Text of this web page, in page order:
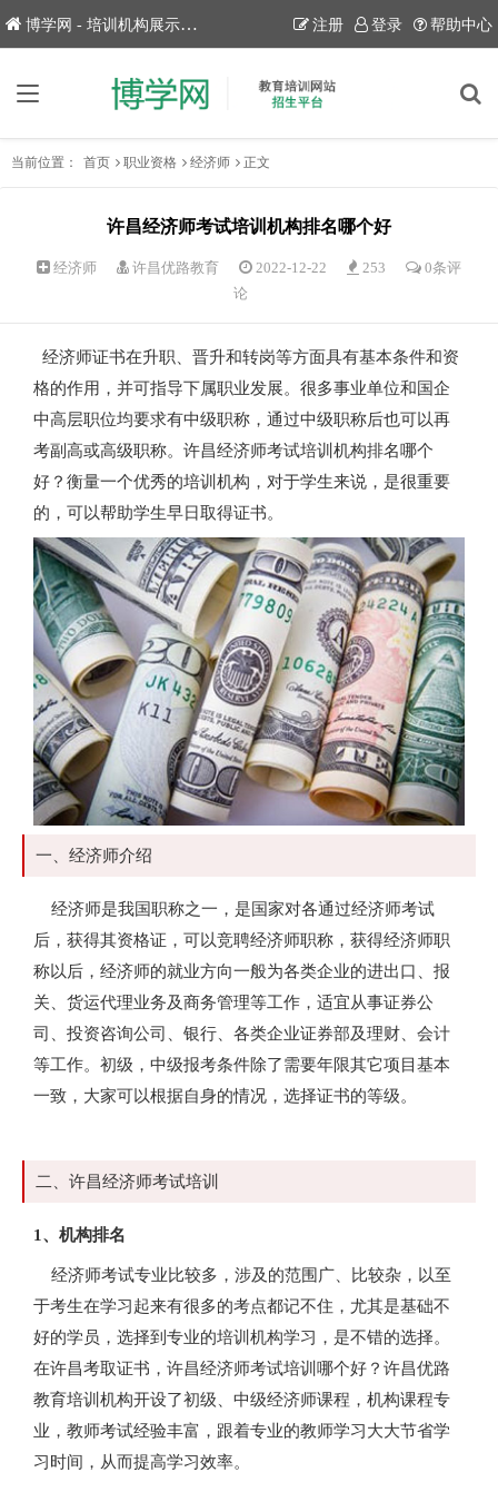
博学网 - 培训机构展示平台！ 注册 登录 帮助中心
当前位置： 首页 职业资格 经济师 正文
许昌经济师考试培训机构排名哪个好
经济师 许昌优路教育 2022-12-22 253
0条评
论
经济师证书在升职、晋升和转岗等方面具有基本条件和资
格的作用，并可指导下属职业发展。很多事业单位和国企
中高层职位均要求有中级职称，通过中级职称后也可以再
考副高或高级职称。许昌经济师考试培训机构排名哪个
好？衡量一个优秀的培训机构，对于学生来说，是很重要
的，可以帮助学生早日取得证书。
一、经济师介绍
经济师是我国职称之一，是国家对各通过经济师考试
后，获得其资格证，可以竞聘经济师职称，获得经济师职
称以后，经济师的就业方向一般为各类企业的进出口、报
关、货运代理业务及商务管理等工作，适宜从事证券公
司、投资咨询公司、银行、各类企业证券部及理财、会计
等工作。初级，中级报考条件除了需要年限其它项目基本
一致，大家可以根据自身的情况，选择证书的等级。
二、许昌经济师考试培训
1、机构排名
经济师考试专业比较多，涉及的范围广、比较杂，以至
于考生在学习起来有很多的考点都记不住，尤其是基础不
好的学员，选择到专业的培训机构学习，是不错的选择。
在许昌考取证书，许昌经济师考试培训哪个好？许昌优路
教育培训机构开设了初级、中级经济师课程，机构课程专
业，教师考试经验丰富，跟着专业的教师学习大大节省学
习时间，从而提高学习效率。